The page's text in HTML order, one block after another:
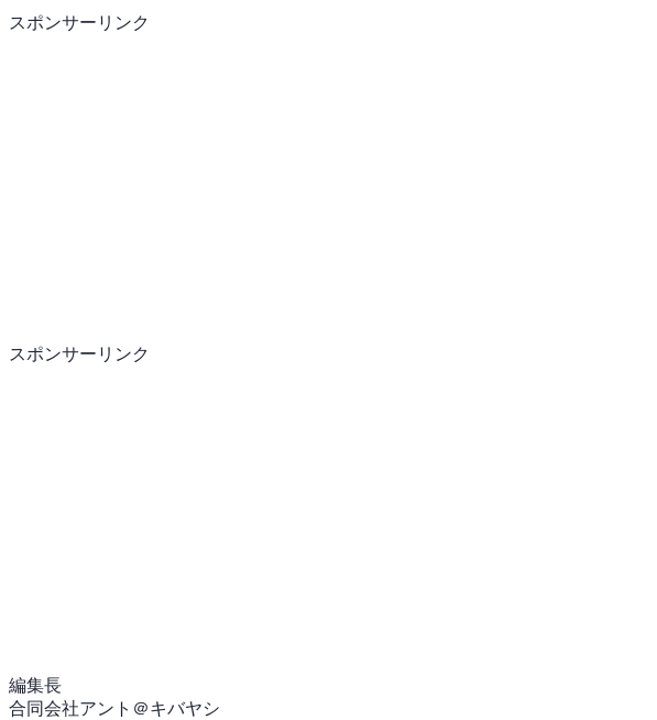
スポンサーリンク
スポンサーリンク
編集長
合同会社アント＠キバヤシ